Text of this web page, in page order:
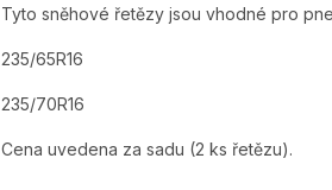
Tyto sněhové řetězy jsou vhodné pro
235/65R16
235/70R16
Cena uvedena za sadu (2 ks řetězu).